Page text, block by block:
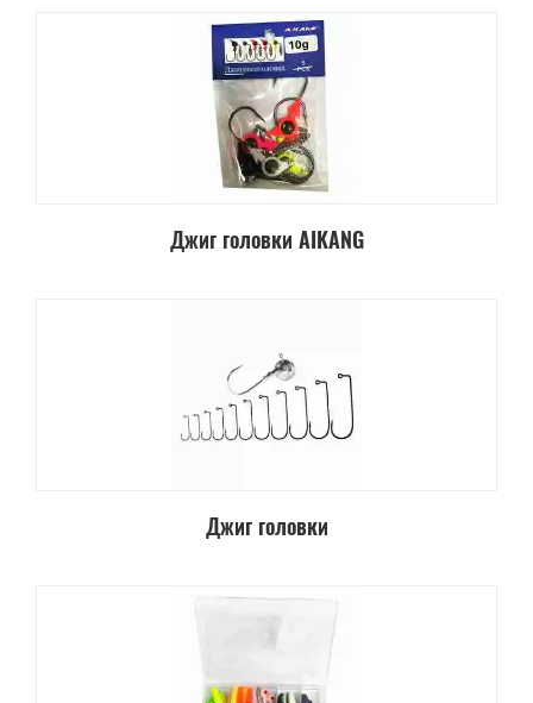
Джиг головки AIKANG
Джиг головки